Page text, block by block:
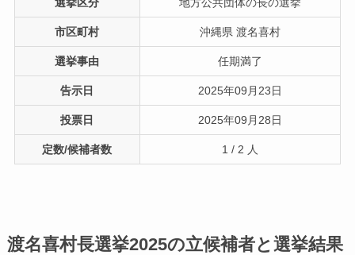
市区町村 沖縄県 渡名喜村
選挙事由 任期満了
告示日 2025年09月23日
投票日 2025年09月28日
定数/候補者数 1 / 2 人
渡名喜村長選挙2025の立候補者と選挙結果